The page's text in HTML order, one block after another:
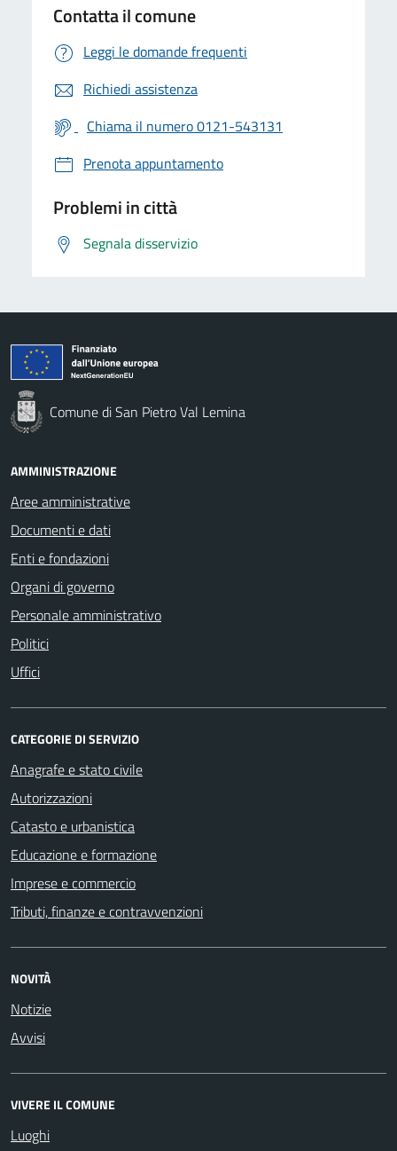
Contatta il comune
Leggi le domande frequenti
Richiedi assistenza
Chiama il numero 0121-543131
Prenota appuntamento
Problemi in città
Segnala disservizio
Comune di San Pietro Val Lemina
AMMINISTRAZIONE
Aree amministrative
Documenti e dati
Enti e fondazioni
Organi di governo
Personale amministrativo
Politici
Uffici
CATEGORIE DI SERVIZIO
Anagrafe e stato civile
Autorizzazioni
Catasto e urbanistica
Educazione e formazione
Imprese e commercio
Tributi, finanze e contravvenzioni
NOVITÀ
Notizie
Avvisi
VIVERE IL COMUNE
Luoghi